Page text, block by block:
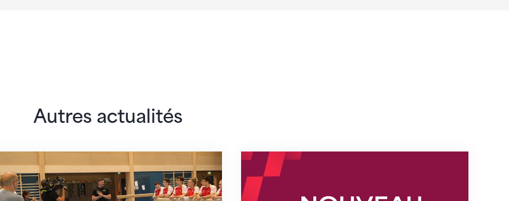
Autres actualités
En route pour Zagreb avec des objectifs clairsNouveaux horaires du secrétariat dès le 1er août